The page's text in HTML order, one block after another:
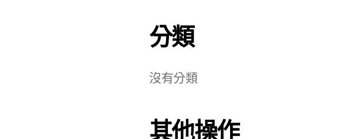
分類
沒有分類
其他操作